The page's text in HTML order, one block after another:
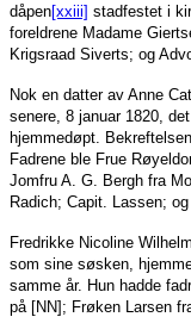
dåpen[xxiii] stadfestet i
foreldrene Madame
Krigsraad Siverts; og
Nok en datter av Anne
senere, 8 januar 1820,
hjemmedøpt.
Fadrene ble Frue
Jomfru A. G. Bergh fra
Radich; Capit. Lassen; og
Fredrikke Nicoline
som sine søsken,
samme år. Hun hadde
på [NN]; Frøken Larsen